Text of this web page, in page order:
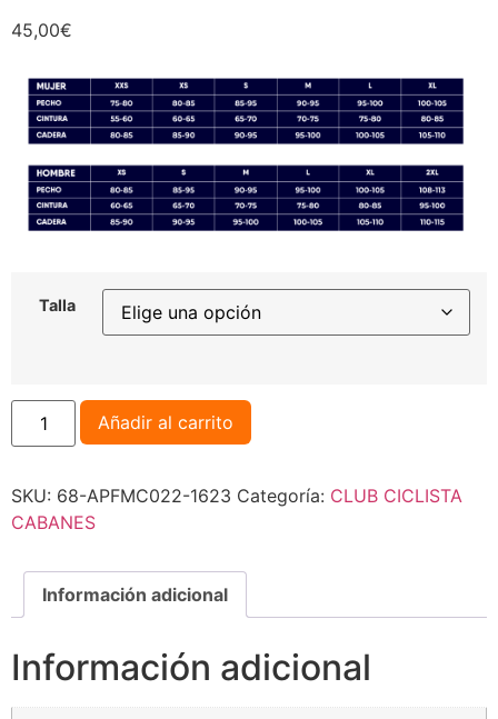
45,00€
Talla
Añadir al carrito
SKU: 68-APFMC022-1623 Categoría: CLUB CICLISTA
CABANES
Información adicional
Información adicional